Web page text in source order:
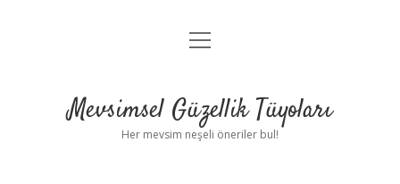
Anasayfa
Yasal Uyarı
menüyü
Mevsimsel Güzellik Tüyoları
Her mevsim neşeli öneriler bul!